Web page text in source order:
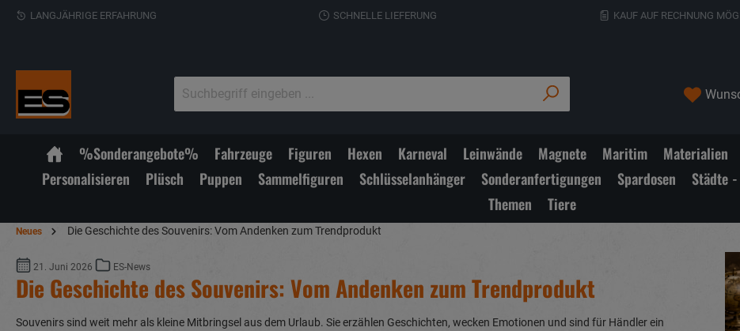
LANGJÄHRIGE ERFAHRUNG SCHNELLE LIEFERUNG KAUF AUF RECHNUNG
%Sonderangebote% Fahrzeuge Figuren Hexen Karneval Leinwände Magnete Maritim Materialien
Personalisieren
Plüsch Puppen Sammelfiguren Schlüsselanhänger Sonderanfertigungen Spardosen Städte
Themen
Tiere
Neues Die Geschichte des Souvenirs: Vom Andenken zum Trendprodukt
21. Juni 2026 ES-News
Die Geschichte des Souvenirs: Vom Andenken zum Trendprodukt
Souvenirs sind weit mehr als kleine Mitbringsel aus dem Urlaub. Sie erzählen Geschichten, wecken Emotionen und sind für Händler ein